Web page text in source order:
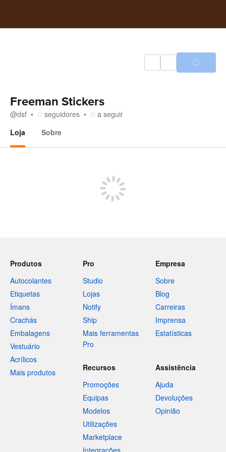
Freeman Stickers
@dsf seguidores
a seguir
Loja
Sobre
Produtos
Autocolantes
Etiquetas
Ímans
Crachás
Embalagens
Vestuário
Acrílicos
Mais produtos
Pro
Studio
Lojas
Notify
Ship
Mais ferramentas
Pro
Empresa
Sobre
Blog
Carreiras
Imprensa
Estatísticas
Recursos
Promoções
Equipas
Modelos
Utilizações
Marketplace
Integrações
Assistência
Ajuda
Devoluções
Opinião